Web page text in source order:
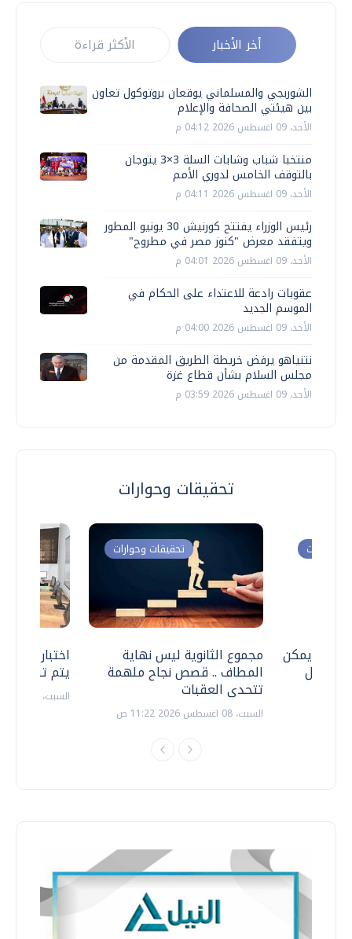
أخر الأخبار الأكثر قراءة
الشوربجي والمسلماني يوقعان بروتوكول تعاون
بين هيئتي الصحافة والإعلام
الأحد، 09 اغسطس 2026 04:12 م
منتخبا شباب وشابات السلة 3×3 يتوجان
بالتوقف الخامس لدوري الأمم
الأحد، 09 اغسطس 2026 04:11 م
رئيس الوزراء يفتتح كورنيش 30 يونيو المطور
ويتفقد معرض "كنوز مصر في مطروح"
الأحد، 09 اغسطس 2026 04:01 م
عقوبات رادعة للاعتداء على الحكام في
الموسم الجديد
الأحد، 09 اغسطس 2026 04:00 م
نتنياهو يرفض خريطة الطريق المقدمة من
مجلس السلام بشأن قطاع غزة
الأحد، 09 اغسطس 2026 03:59 م
تحقيقات وحوارات
اختبارات
يتم
السبت، 18 يوليو 2026 09:22 ص
تحقيقات وحوارات
مجموع الثانوية ليس نهاية
المطاف .. قصص نجاح ملهمة
تتحدى العقبات
السبت، 08 اغسطس 2026 11:22 ص
وحوارات
.. هل يمكن
نتعامل